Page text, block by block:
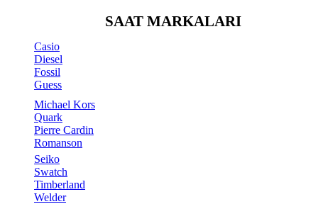
SAAT MARKALARI
Casio
Diesel
Fossil
Guess
Michael Kors
Quark
Pierre Cardin
Romanson
Seiko
Swatch
Timberland
Welder